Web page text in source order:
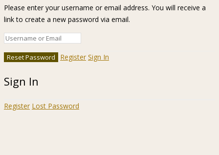
Please enter your username or email address. You will receive a
link to create a new password via email.
Register Sign In
Sign In
Register Lost Password